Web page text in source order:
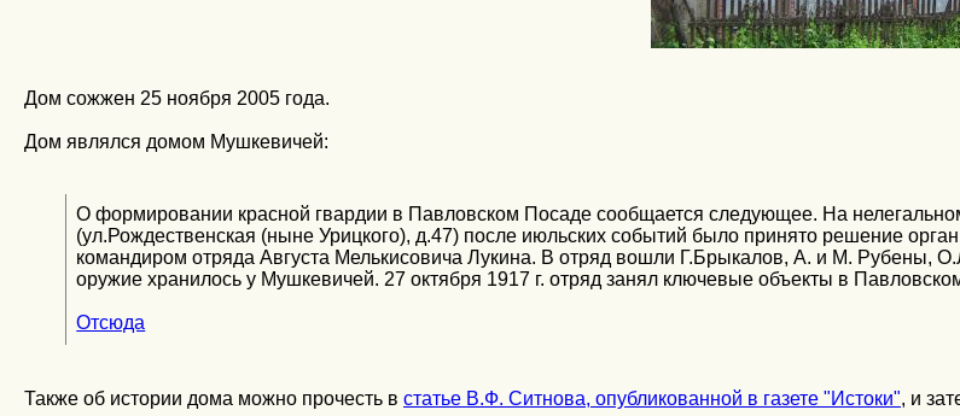
Дом сожжен 25 ноября 2005 года.
Дом являлся домом Мушкевичей:
О формировании красной гвардии в Павловском Посаде сообщается следующее. На
(ул.Рождественская (ныне Урицкого), д.47) после июльских событий было принято решение
командиром отряда Августа Мелькисовича Лукина. В отряд вошли Г.Брыкалов, А. и М. Рубены,
оружие хранилось у Мушкевичей. 27 октября 1917 г. отряд занял ключевые объекты в
Отсюда
Также об истории дома можно прочесть в статье В.Ф. Ситнова, опубликованной в газете "Истоки", и